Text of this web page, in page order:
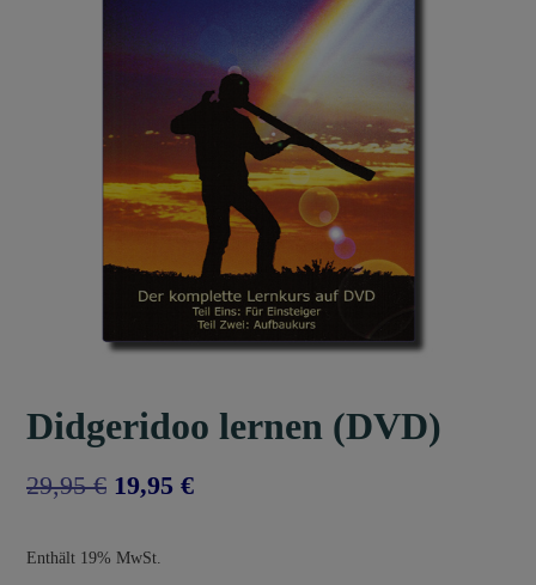
Didgeridoo lernen (DVD)
29,95€ Ursprünglicher
19,95 €Aktueller
Enthält 19% MwSt.